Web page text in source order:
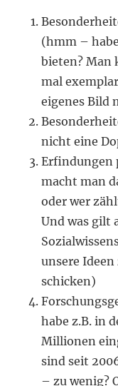
(hmm –
bieten? Man
mal
eigenes Bild
nicht eine
Erfindungen
macht man
oder wer
Und was gilt
unsere Ideen
schicken)
habe z.B. in
Millionen
sind seit
– zu wenig?